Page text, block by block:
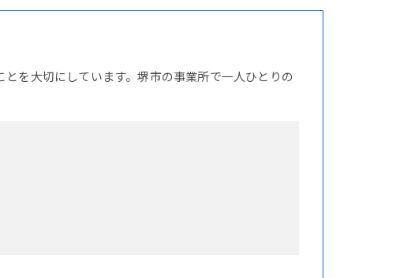
を大切にしています。堺市の事業所で一人ひとりの